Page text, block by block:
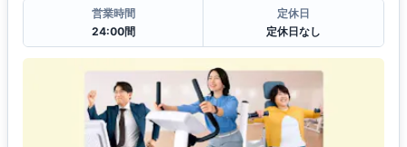
営業時間
24:00間
定休日
定休日なし